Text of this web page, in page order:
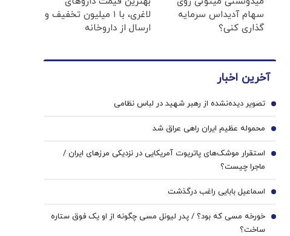
سهام آدیداس سرمایه
گذاری کنی؟
لاغری، با ۱ میلیون تخفیف و
ارسال از داروخانه‌
آخرین اخبار
تصویر دیده‌نشده از رهبر شهید در لباس نظامی 1
محموله عظیم ایران راهی عراق شد 2
استقرار موشک‌های پاتریوت آمریکایی در نزدیکی مرز‌های ایران /
ماجرا چیست؟
3
اسماعیل بابایی راغب درگذشت 4
خورخه مسی که بود؟ / پدر لیونل مسی چگونه از او یک فوق ستاره
ساخت؟
5